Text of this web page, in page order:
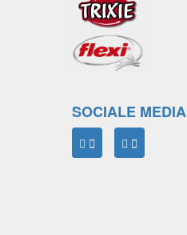
SOCIALE MEDIA